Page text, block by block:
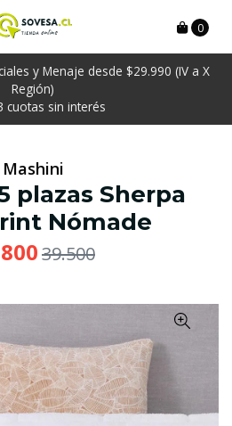
y Menaje desde $29.990 (IV a X
Región)
cuotas sin interés
0
Mashini
plazas Sherpa
Nómade
39.500